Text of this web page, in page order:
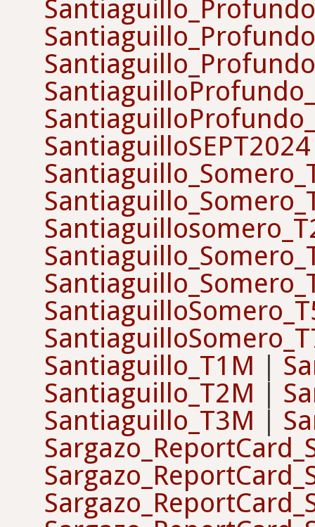
SantiaguilloSEPT2024
Santiaguillo_T1M |
Santiaguillo_T2M |
Santiaguillo_T3M |